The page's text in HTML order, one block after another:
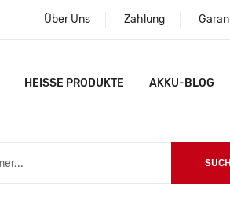
Über Uns Zahlung
HEISSE PRODUKTE AKKU-BLOG